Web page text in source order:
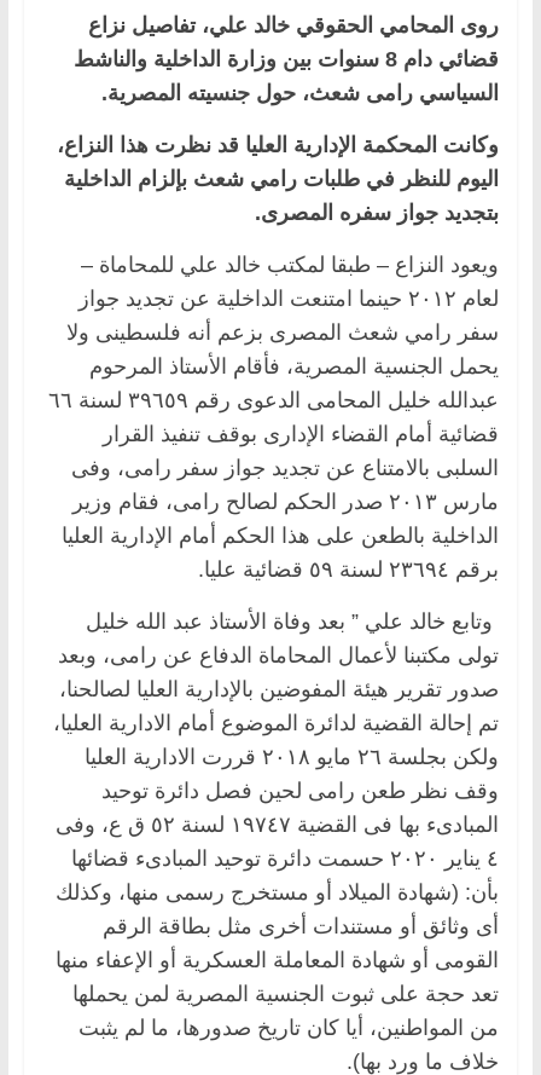
روى المحامي الحقوقي خالد علي، تفاصيل نزاع
قضائي دام 8 سنوات بين وزارة الداخلية والناشط
السياسي رامى شعث، حول جنسيته المصرية.
وكانت المحكمة الإدارية العليا قد نظرت هذا النزاع،
اليوم للنظر في طلبات رامي شعث بإلزام الداخلية
بتجديد جواز سفره المصرى.
ويعود النزاع – طبقا لمكتب خالد علي للمحاماة –
لعام ٢٠١٢ حينما امتنعت الداخلية عن تجديد جواز
سفر رامي شعث المصرى بزعم أنه فلسطينى ولا
يحمل الجنسية المصرية، فأقام الأستاذ المرحوم
عبدالله خليل المحامى الدعوى رقم ٣٩٦٥٩ لسنة ٦٦
قضائية أمام القضاء الإدارى بوقف تنفيذ القرار
السلبى بالامتناع عن تجديد جواز سفر رامى، وفى
مارس ٢٠١٣ صدر الحكم لصالح رامى، فقام وزير
الداخلية بالطعن على هذا الحكم أمام الإدارية العليا
برقم ٢٣٦٩٤ لسنة ٥٩ قضائية عليا.
وتابع خالد علي ” بعد وفاة الأستاذ عبد الله خليل
تولى مكتبنا لأعمال المحاماة الدفاع عن رامى، وبعد
صدور تقرير هيئة المفوضين بالإدارية العليا لصالحنا،
تم إحالة القضية لدائرة الموضوع أمام الادارية العليا،
ولكن بجلسة ٢٦ مايو ٢٠١٨ قررت الادارية العليا
وقف نظر طعن رامى لحين فصل دائرة توحيد
المبادىء بها فى القضية ١٩٧٤٧ لسنة ٥٢ ق ع، وفى
٤ يناير ٢٠٢٠ حسمت دائرة توحيد المبادىء قضائها
بأن: (شهادة الميلاد أو مستخرج رسمى منها، وكذلك
أى وثائق أو مستندات أخرى مثل بطاقة الرقم
القومى أو شهادة المعاملة العسكرية أو الإعفاء منها
تعد حجة على ثبوت الجنسية المصرية لمن يحملها
من المواطنين، أيا كان تاريخ صدورها، ما لم يثبت
خلاف ما ورد بها).